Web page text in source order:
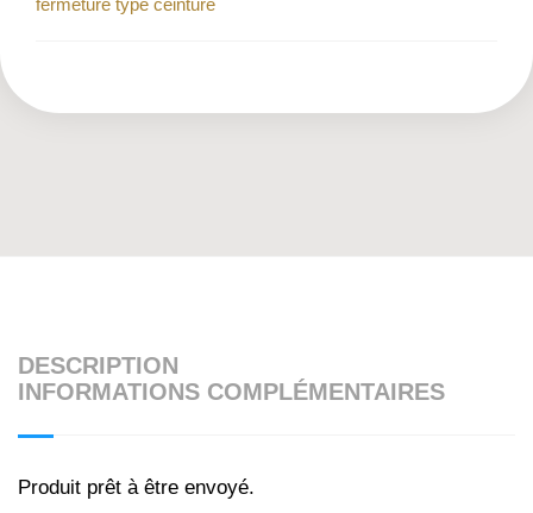
DESCRIPTION
INFORMATIONS COMPLÉMENTAIRES
Produit prêt à être envoyé.